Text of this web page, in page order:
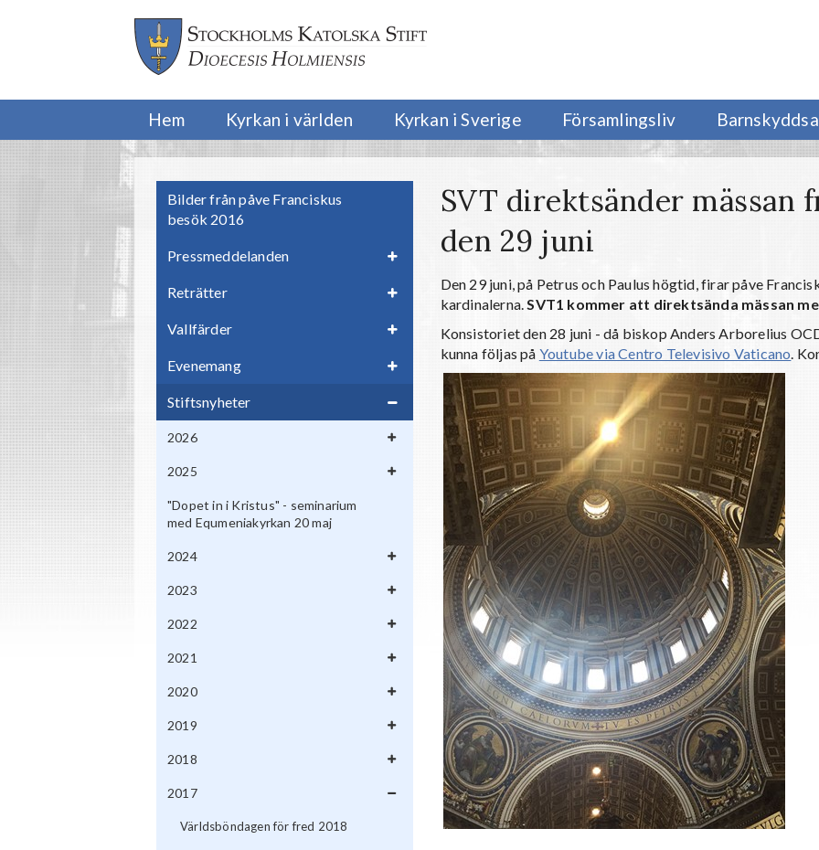
Hem Kyrkan i världen Kyrkan i Sverige Församlingsliv
Bilder från påve Franciskus
besök 2016
Pressmeddelanden
Reträtter
Vallfärder
Evenemang
Stiftsnyheter
2026
2025
"Dopet in i Kristus" - seminarium
med Equmeniakyrkan 20 maj
2024
2023
2022
2021
2020
2019
2018
2017
Världsböndagen för fred 2018
SVT direktsänder mässan
den 29 juni
Den 29 juni, på Petrus och Paulus högtid, firar påve
kardinalerna.SVT1 kommer att direktsända mässan
Konsistoriet den 28 juni - då biskop Anders Arborelius
kunna följas på Youtube via Centro Televisivo Vaticano.